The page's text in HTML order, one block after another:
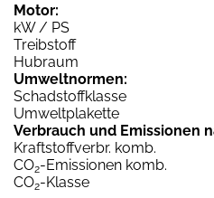
Motor:
kW / PS
Treibstoff
Hubraum
Umweltnormen:
Schadstoffklasse
Umweltplakette
Verbrauch und Emissionen
Kraftstoffverbr. komb.
CO2-Emissionen komb.
CO2-Klasse